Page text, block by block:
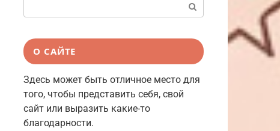
О САЙТЕ
Здесь может быть отличное место для
того, чтобы представить себя, свой
сайт или выразить какие-то
благодарности.